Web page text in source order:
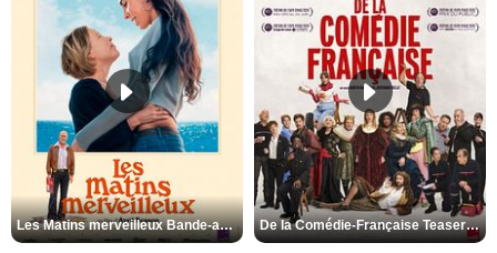
Les Matins merveilleux Bande-annonce VF De la Comédie-Française Teaser VF